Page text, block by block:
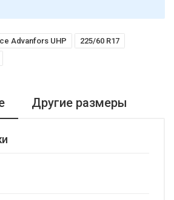
Advanfors UHP
225/60 R17
Другие размеры